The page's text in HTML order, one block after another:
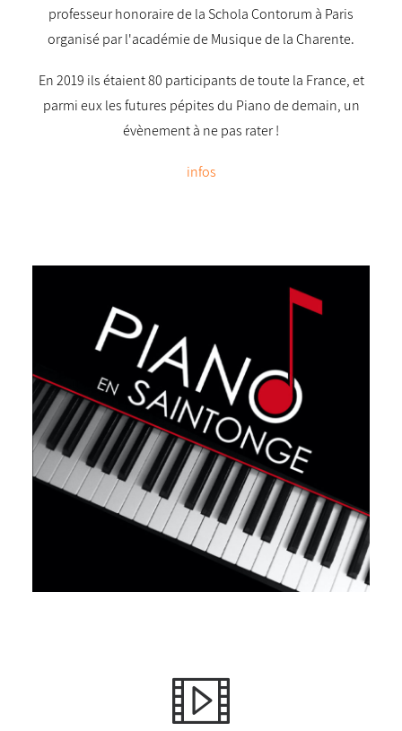
professeur honoraire de la Schola Contorum à Paris
organisé par l'académie de Musique de la Charente.
En 2019 ils étaient 80 participants de toute la France, et
parmi eux les futures pépites du Piano de demain, un
évènement à ne pas rater !
infos